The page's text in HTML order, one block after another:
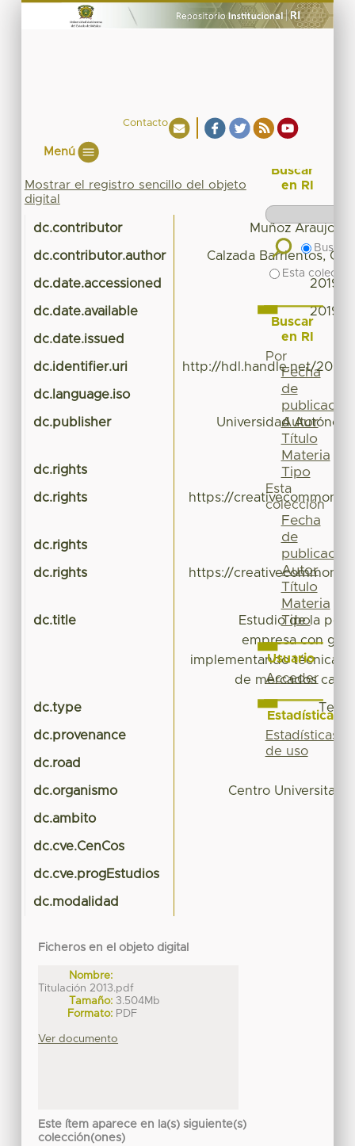
Contacto
Menú
Mostrar el registro sencillo del objeto
digital
dc.contributor Muñoz Araujo,
dc.contributor.author Calzada Barrientos,
dc.date.accessioned 2019-
dc.date.available 2019-
dc.date.issued
dc.identifier.uri http://hdl.handle.net/
dc.language.iso
dc.publisher Universidad
dc.rights
dc.rights https://
dc.rights
dc.rights https://
dc.title
Estudio de la
empresa con giro
implementando técnicas
de mercados caso
dc.type Tesis
dc.provenance
dc.road
dc.organismo Centro Universitario
dc.ambito
dc.cve.CenCos
dc.cve.progEstudios
dc.modalidad
Ficheros en el objeto digital
Nombre:
Titulación 2013.pdf
Tamaño: 3.504Mb
Formato: PDF
Ver documento
Este ítem aparece en la(s) siguiente(s)
colección(ones)
Buscar
en RI
Buscar
Esta
Buscar
en RI
Por
Fecha
de
publicación
Autor
Título
Materia
Tipo
Esta
colección
Fecha
de
publicación
Autor
Título
Materia
Tipo
Usuario
Acceder
Estadísticas
Estadísticas
de uso